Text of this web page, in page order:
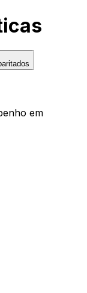
em